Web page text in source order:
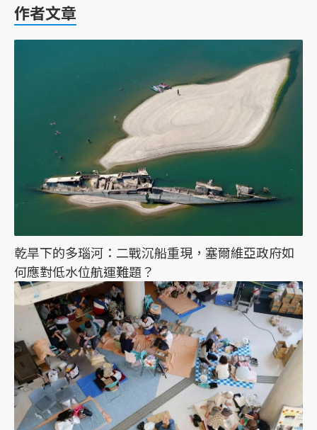
作者文章
乾旱下的多瑙河：二戰沉船重現，塞爾維亞政府如
何應對低水位航運難題？